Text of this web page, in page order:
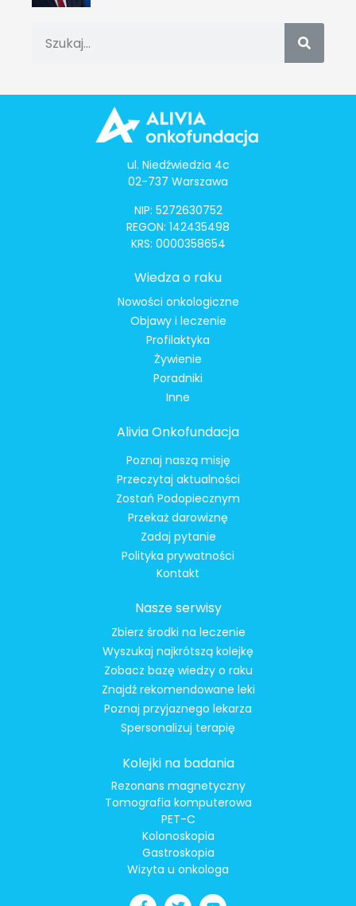
ul. Niedźwiedzia 4c
02-737 Warszawa
NIP: 5272630752
REGON: 142435498
KRS: 0000358654
Wiedza o raku
Nowości onkologiczne
Objawy i leczenie
Profilaktyka
Żywienie
Poradniki
Inne
Alivia Onkofundacja
Poznaj naszą misję
Przeczytaj aktualności
Zostań Podopiecznym
Przekaż darowiznę
Zadaj pytanie
Polityka prywatności
Kontakt
Nasze serwisy
Zbierz środki na leczenie
Wyszukaj najkrótszą kolejkę
Zobacz bazę wiedzy o raku
Znajdź rekomendowane leki
Poznaj przyjaznego lekarza
Spersonalizuj terapię
Kolejki na badania
Rezonans magnetyczny
Tomografia komputerowa
PET-C
Kolonoskopia
Gastroskopia
Wizyta u onkologa